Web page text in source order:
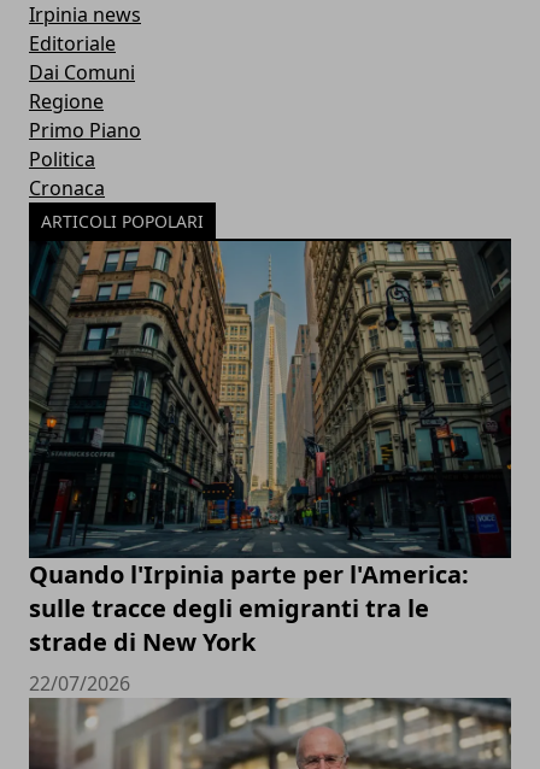
Irpinia news
Editoriale
Dai Comuni
Regione
Primo Piano
Politica
Cronaca
ARTICOLI POPOLARI
Quando l'Irpinia parte per l'America:
sulle tracce degli emigranti tra le
strade di New York
22/07/2026